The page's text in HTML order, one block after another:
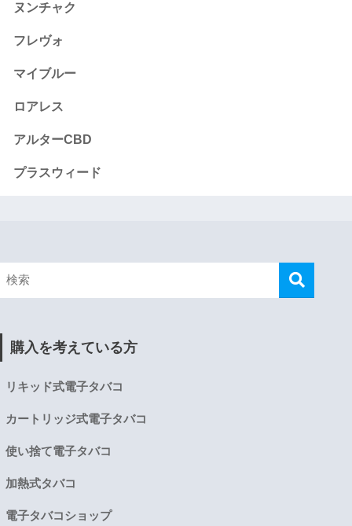
ヌンチャク
フレヴォ
マイブルー
ロアレス
アルターCBD
プラスウィード
購入を考えている方
リキッド式電子タバコ
カートリッジ式電子タバコ
使い捨て電子タバコ
加熱式タバコ
電子タバコショップ